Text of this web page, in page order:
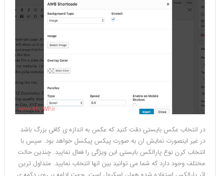
در انتخاب عکس بایستی دقت کنید که عکس به اندازه ی کافی بزرگ باشد
در غیر اینصورت نمایش ان به صورت پیکس پیکسل خواهد بود. سپس با
انتخاب کرن نوع پارالکس بایستی این ویژگی را فعال نمایید. چندین حالت
مختلف وجود دارد که شما می توانید بین انها انتخاب نمایید. متداول ترین